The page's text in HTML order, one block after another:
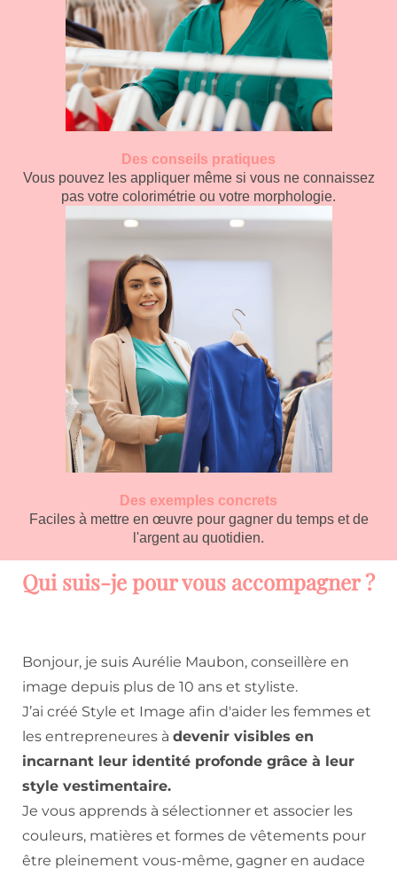
Des conseils pratiques
Vous pouvez les appliquer même si vous ne connaissez
pas votre colorimétrie ou votre morphologie.
Des exemples concrets
Faciles à mettre en œuvre pour gagner du temps et de
l'argent au quotidien.
Qui suis-je pour vous accompagner ?
Bonjour, je suis Aurélie Maubon, conseillère en
image depuis plus de 10 ans et styliste.
J’ai créé Style et Image afin d'aider les femmes et
les entrepreneures à devenir visibles en
incarnant leur identité profonde grâce à leur
style vestimentaire.
Je vous apprends à sélectionner et associer les
couleurs, matières et formes de vêtements pour
être pleinement vous-même, gagner en audace